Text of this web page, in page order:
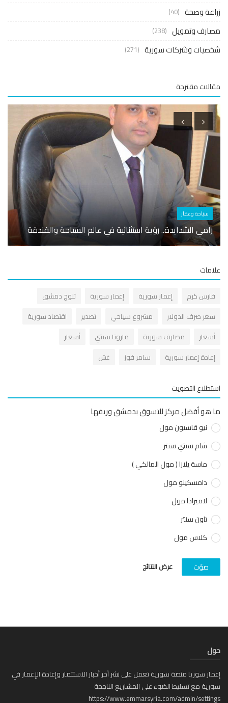
وصحة (40)
وتمويل (238)
وشركات سورية (271)
مقترحة
سياحة وعقار
رامي الشدايدة.. رؤية استثنائية في عالم السياحة والفندقة
كرم إعمار سورية إعمار سورية
ثلوج دمشق
صرف الدولار
مشروع سياحي تصدير
اقتصاد سورية
مصارف سورية ماروتا سيتي
أسعار
إعمار سورية
سامر فوز غش
التصويت
أفضل مركز للتسوق بدمشق وريفها
نيو قاسيون مول
شام سيتي سنتر
ماسة يلازا ( مول المالكي )
دامسكينو مول
لاميرادا مول
تاون سنتر
كلاس مول
عرض النتائج
سوريا منصة سورية تعمل على نشر آخر أخبار الاستثمار وإعادة الإعمار في
مع تسليط الضوء على المشاريع الناجحة
https://www.emmarsyria.com/admin/